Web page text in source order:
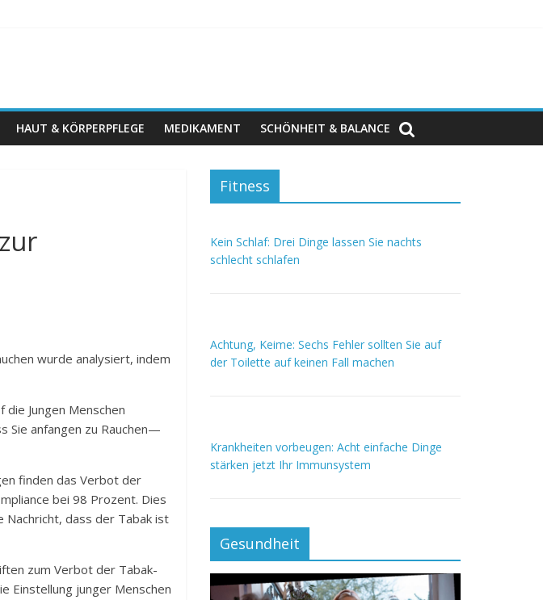
HAUT & KÖRPERPFLEGE MEDIKAMENT SCHÖNHEIT & BALANCE
wurde analysiert, indem
Jungen Menschen
Sie anfangen zu Rauchen—
finden das Verbot der
bei 98 Prozent. Dies
dass der Tabak ist
zum Verbot der Tabak-
Einstellung junger Menschen
Fitness
Kein Schlaf: Drei Dinge lassen Sie nachts
schlecht schlafen
Achtung, Keime: Sechs Fehler sollten Sie auf
der Toilette auf keinen Fall machen
Krankheiten vorbeugen: Acht einfache Dinge
stärken jetzt Ihr Immunsystem
Gesundheit